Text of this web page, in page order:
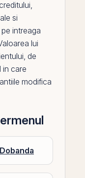
si
pe intreaga
lui
de
in care
modifica